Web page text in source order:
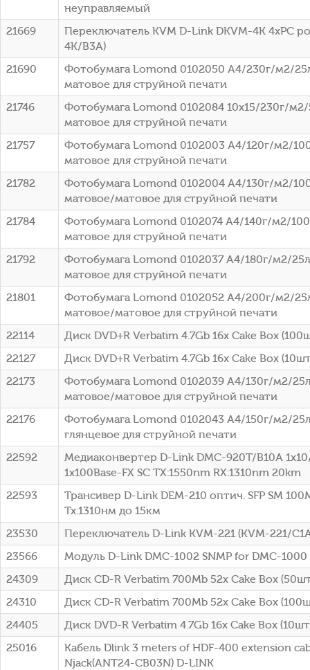
неуправляемый
21669
Переключатель KVM D-Link DKVM-4K 4xPC
4K/B3A)
21690
Фотобумага Lomond 0102050 A4/230г/м2/
матовое для струйной печати
21746
Фотобумага Lomond 0102084 10x15/230г/
матовое для струйной печати
21757
Фотобумага Lomond 0102003 A4/120г/м2/
матовое для струйной печати
21782
Фотобумага Lomond 0102004 A4/130г/м2/
матовое/матовое для струйной печати
21784
Фотобумага Lomond 0102074 A4/140г/м2/
матовое для струйной печати
21792
Фотобумага Lomond 0102037 A4/180г/м2/
матовое для струйной печати
21801
Фотобумага Lomond 0102052 A4/200г/м2/
матовое/матовое для струйной печати
22114
Диск DVD+R Verbatim 4.7Gb 16x Cake Box
22127
Диск DVD+R Verbatim 4.7Gb 16x Cake Box
22173
Фотобумага Lomond 0102039 A4/130г/м2/
матовое/матовое для струйной печати
22176
Фотобумага Lomond 0102043 A4/150г/м2/
глянцевое для струйной печати
22592
Медиаконвертер D-Link DMC-920T/B10A
1x100Base-FX SC ТХ:1550nm RX:1310nm 20km
22593
Трансивер D-Link DEM-210 оптич. SFP SM
Tx:1310нм до 15км
23530
Переключатель D-Link KVM-221 (KVM-221/
23566
Модуль D-Link DMC-1002 SNMP for DMC-1000
24309
Диск CD-R Verbatim 700Mb 52x Cake Box
24310
Диск CD-R Verbatim 700Mb 52x Cake Box
24405
Диск DVD-R Verbatim 4.7Gb 16x Cake Box
25016
Кабель Dlink 3 meters of HDF-400 extension
Njack(ANT24-CB03N) D-LINK